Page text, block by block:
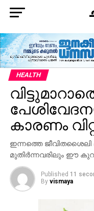
HEALTH
കാരണം
ഇന്നത്തെ ജീവിതശൈലി
മുതിർന്നവരിലും ഈ
Published 11
By vismaya